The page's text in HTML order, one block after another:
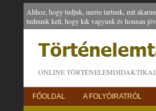
Ahhoz, hogy tudjuk, merre tartunk, mit
tudnunk kell, hogy kik vagyunk és honnan
ONLINE TÖRTÉNELEMDIDAKTIKAI
FŐOLDAL A FOLYÓIRATRÓL